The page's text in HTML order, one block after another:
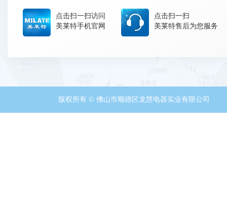
点击扫一扫访问
美莱特手机官网
点击扫一扫
美莱特售后为您服务
版权所有 © 佛山市顺德区龙慧电器实业有限公司